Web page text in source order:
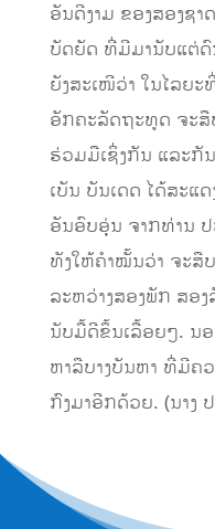
ອັນດີງາມ ຂອງສອງຊ
ບັດຍັດ ທີ່ມີມານັບແຕ່
ຍັງສະເໜີວ່າ ໃນໄລຍະ
ອັກຄະລັດຖະທູດ ຈະສື
ຮ່ວມມືເຊິ່ງກັນ ແລະກັ
ເບັນ ບັນເດດ ໄດ້ສະແ
ອັນອົບອຸ່ນ ຈາກທ່ານ ປ
ທັງໃຫ້ຄຳໝັ້ນວ່າ ຈະສື
ລະຫວ່າງສອງພັກ ສອ
ນັບມື້ດີຂຶ້ນເລື້ອຍໆ. ນ
ຫາລືບາງບັນຫາ ທີ່ມີຄ
ກົງມາອີກດ້ວຍ. (ນາງ